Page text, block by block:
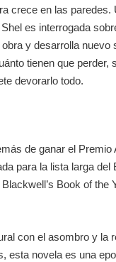
crece en las paredes.
es interrogada
y desarrolla nuevo
tienen que perder,
devorarlo todo.
de ganar el
para la lista larga del
Book of the
con el asombro y la
esta novela es una